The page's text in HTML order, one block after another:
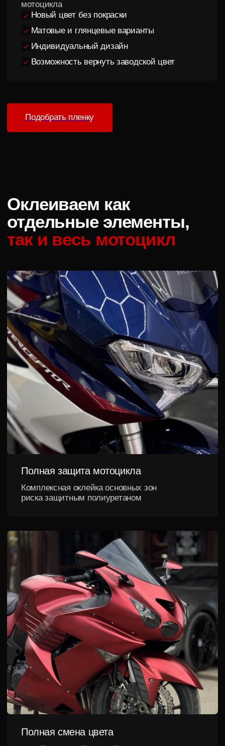
Защита бака
Защита пластика
Полная смена цвета
Самая популярная услуга для
предотвращения царапин от экипировки
Сохранение внешнего вида
дорогостоящих элементов
Индивидуальные проекты с элементами
дизайна и брендирования
Оклейка цветной пленкой вместо покраски
Рассчитать стоимость
Можете привезти
мотоцикл целиком —все
остальное сделаем сами
пластик и разбирать технику